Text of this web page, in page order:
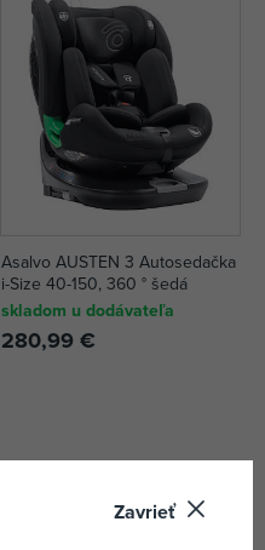
Asalvo AUSTEN 3 Autosedačka
i-Size 40-150, 360 ° šedá
skladom u dodávateľa
280,99 €
Zavrieť